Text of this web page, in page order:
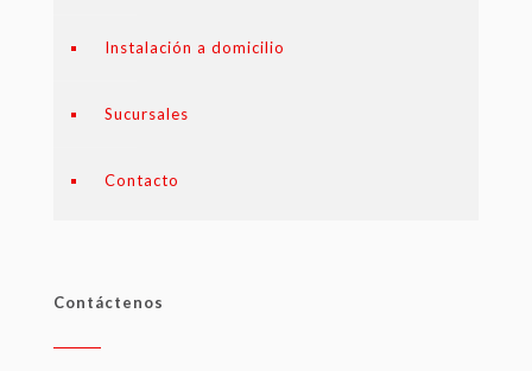
Instalación a domicilio
Sucursales
Contacto
Contáctenos